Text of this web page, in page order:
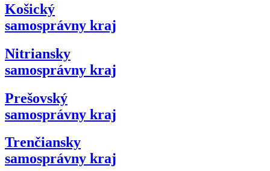
Košický
samosprávny kraj
Nitriansky
samosprávny kraj
Prešovský
samosprávny kraj
Trenčiansky
samosprávny kraj